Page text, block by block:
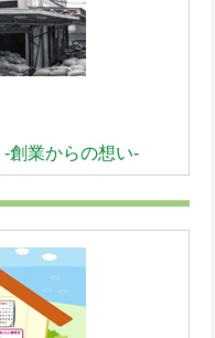
-創業からの想い-